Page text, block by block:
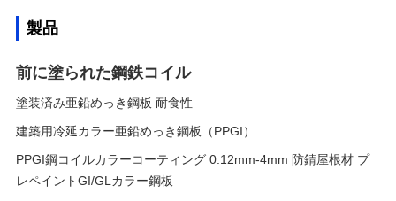
製品
前に塗られた鋼鉄コイル
塗装済み亜鉛めっき鋼板 耐食性
建築用冷延カラー亜鉛めっき鋼板（PPGI）
PPGI鋼コイルカラーコーティング 0.12mm-4mm 防錆屋根材 プ
レペイントGI/GLカラー鋼板